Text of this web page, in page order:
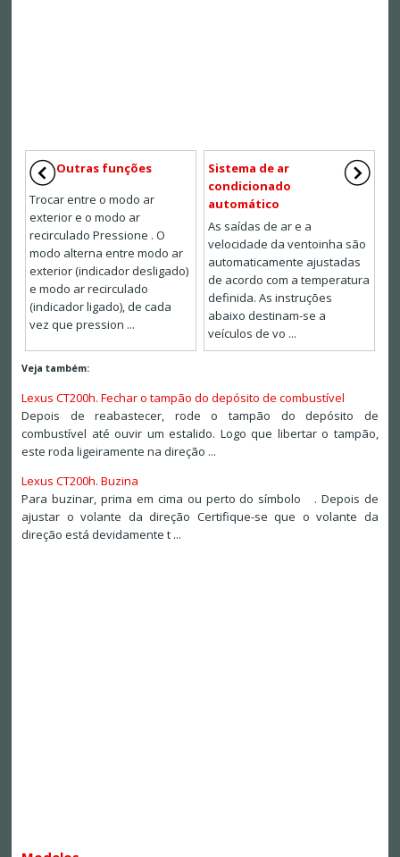
Outras funções
Trocar entre o modo ar
exterior e o modo ar
recirculado Pressione . O
modo alterna entre modo ar
exterior (indicador desligado)
e modo ar recirculado
(indicador ligado), de cada
vez que pression ...
Sistema de ar
condicionado
automático
As saídas de ar e a
velocidade da ventoinha são
automaticamente ajustadas
de acordo com a temperatura
definida. As instruções
abaixo destinam-se a
veículos de vo ...
Veja também:
Lexus CT200h. Fechar o tampão do depósito de combustível
Depois de reabastecer, rode o tampão do depósito de
combustível até ouvir um estalido. Logo que libertar o tampão,
este roda ligeiramente na direção ...
Lexus CT200h. Buzina
Para buzinar, prima em cima ou perto do símbolo . Depois de
ajustar o volante da direção Certifique-se que o volante da
direção está devidamente t ...